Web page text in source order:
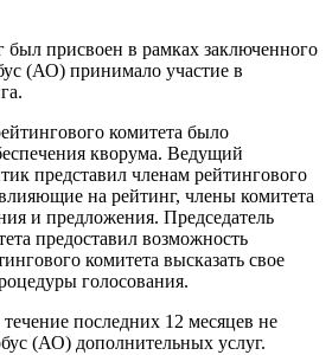
присвоен в рамках заключенного
(АО) принимало участие в
комитета было
кворума. Ведущий
представил членам рейтингового
на рейтинг, члены комитета
и предложения. Председатель
предоставил возможность
комитета высказать свое
голосования.
последних 12 месяцев не
(АО) дополнительных услуг.